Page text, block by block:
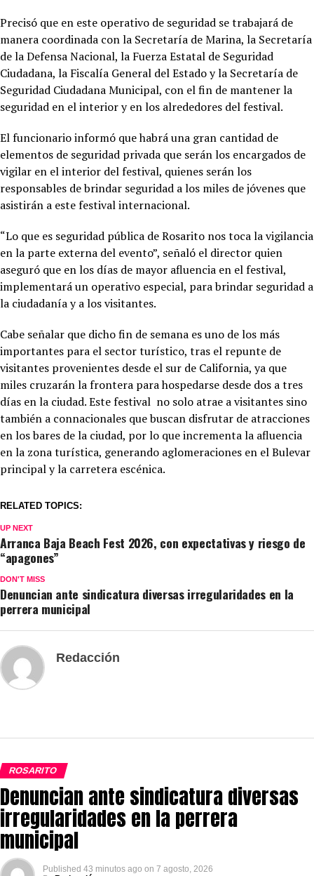
Precisó que en este operativo de seguridad se trabajará de
manera coordinada con la Secretaría de Marina, la Secretaría
de la Defensa Nacional, la Fuerza Estatal de Seguridad
Ciudadana, la Fiscalía General del Estado y la Secretaría de
Seguridad Ciudadana Municipal, con el fin de mantener la
seguridad en el interior y en los alrededores del festival.
El funcionario informó que habrá una gran cantidad de
elementos de seguridad privada que serán los encargados de
vigilar en el interior del festival, quienes serán los
responsables de brindar seguridad a los miles de jóvenes que
asistirán a este festival internacional.
“Lo que es seguridad pública de Rosarito nos toca la vigilancia
en la parte externa del evento”, señaló el director quien
aseguró que en los días de mayor afluencia en el festival,
implementará un operativo especial, para brindar seguridad a
la ciudadanía y a los visitantes.
Cabe señalar que dicho fin de semana es uno de los más
importantes para el sector turístico, tras el repunte de
visitantes provenientes desde el sur de California, ya que
miles cruzarán la frontera para hospedarse desde dos a tres
días en la ciudad. Este festival no solo atrae a visitantes sino
también a connacionales que buscan disfrutar de atracciones
en los bares de la ciudad, por lo que incrementa la afluencia
en la zona turística, generando aglomeraciones en el Bulevar
principal y la carretera escénica.
RELATED TOPICS:
UP NEXT
Arranca Baja Beach Fest 2026, con expectativas y riesgo de
“apagones”
DON'T MISS
Denuncian ante sindicatura diversas irregularidades en la
perrera municipal
Redacción
ROSARITO
Denuncian ante sindicatura diversas
irregularidades en la perrera
municipal
Published 43 minutos ago on 7 agosto, 2026